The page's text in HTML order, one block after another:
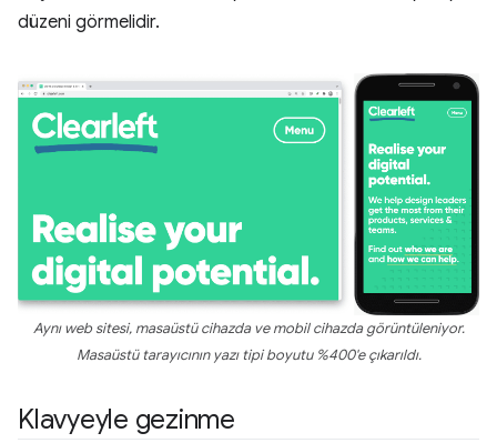
düzeni görmelidir.
Aynı web sitesi, masaüstü cihazda ve mobil cihazda görüntüleniyor.
Masaüstü tarayıcının yazı tipi boyutu %400'e çıkarıldı.
Klavyeyle gezinme